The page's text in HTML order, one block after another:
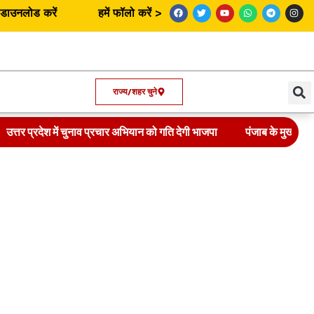
करें हमें फॉलो करें >
राज्य/शहर चुने
उत्तर प्रदेश में चुनाव प्रचार अभियान को गति देगी भाजपा पंजाब के